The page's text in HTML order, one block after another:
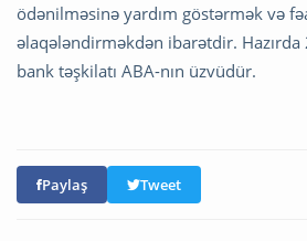
ödənilməsinə yardım göstərmək və
əlaqələndirməkdən ibarətdir.
bank təşkilatı ABA-nın üzvüdür.
Paylaş Tweet